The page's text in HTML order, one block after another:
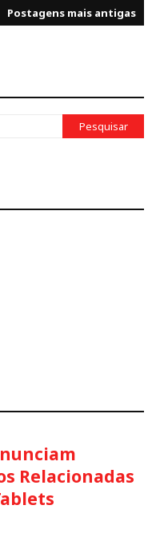
Postagens mais antigas
Relacionadas